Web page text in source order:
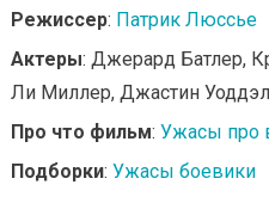
Режиссер: Патрик Люссье
Актеры: Джерард Батлер,
Ли Миллер, Джастин
Про что фильм: Ужасы про
Подборки: Ужасы боевики